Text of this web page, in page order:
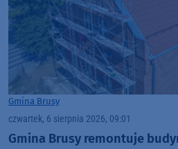
Gmina Brusy
czwartek, 6 sierpnia 2026, 09:01
Gmina Brusy remontuje